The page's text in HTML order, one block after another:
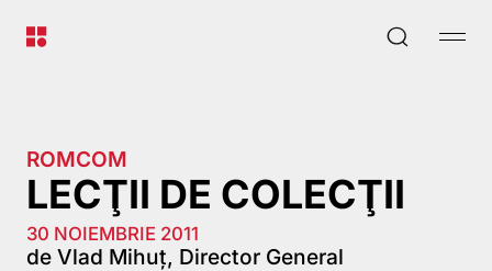
ROMCOM
LECŢII DE COLECŢII
30 NOIEMBRIE 2011
de Vlad Mihuț, Director General